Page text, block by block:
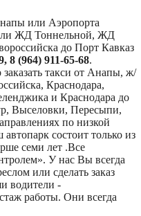
или Аэропорта
ЖД Тоннельной, ЖД
до Порт Кавказ
8 (964) 911-65-68.
такси от Анапы, ж/
Краснодара,
и Краснодара до
Выселовки, Пересыпи,
по низкой
состоит только из
семи лет .Все
У нас Вы всегда
или сделать заказ
водители -
работы. Они всегда